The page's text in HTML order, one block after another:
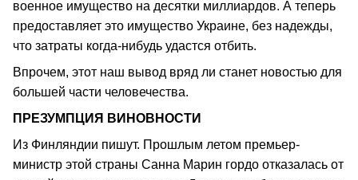
военное имущество на десятки миллиардов. А теперь
предоставляет это имущество Украине, без надежды,
что затраты когда-нибудь удастся отбить.
Впрочем, этот наш вывод вряд ли станет новостью для
большей части человечества.
ПРЕЗУМПЦИЯ ВИНОВНОСТИ
Из Финляндии пишут. Прошлым летом премьер-
министр этой страны Санна Марин гордо отказалась от